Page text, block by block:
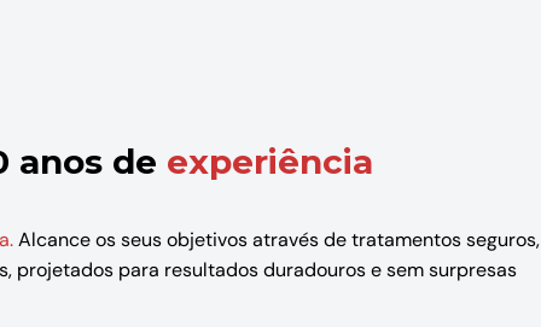
anos de experiência
Alcance os seus objetivos através de tratamentos seguros,
projetados para resultados duradouros e sem surpresas